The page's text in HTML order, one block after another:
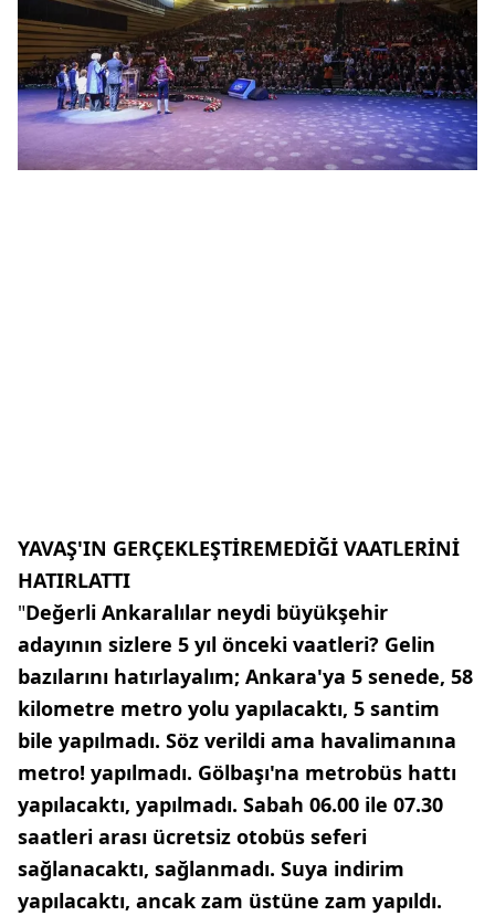
YAVAŞ'IN GERÇEKLEŞTİREMEDİĞİ VAATLERİNİ
HATIRLATTI
"Değerli Ankaralılar neydi büyükşehir
adayının sizlere 5 yıl önceki vaatleri? Gelin
bazılarını hatırlayalım; Ankara'ya 5 senede, 58
kilometre metro yolu yapılacaktı, 5 santim
bile yapılmadı. Söz verildi ama havalimanına
metro! yapılmadı. Gölbaşı'na metrobüs hattı
yapılacaktı, yapılmadı. Sabah 06.00 ile 07.30
saatleri arası ücretsiz otobüs seferi
sağlanacaktı, sağlanmadı. Suya indirim
yapılacaktı, ancak zam üstüne zam yapıldı.